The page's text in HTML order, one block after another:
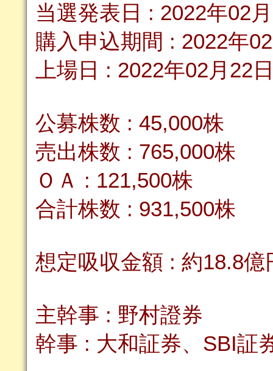
当選発表日 : 2022年02
購入申込期間 : 2022年
上場日 : 2022年02月22
公募株数 : 45,000株
売出株数 : 765,000株
ＯＡ : 121,500株
合計株数 : 931,500株
想定吸収金額 : 約18.8億
主幹事 : 野村證券
幹事 : 大和証券、SBI証